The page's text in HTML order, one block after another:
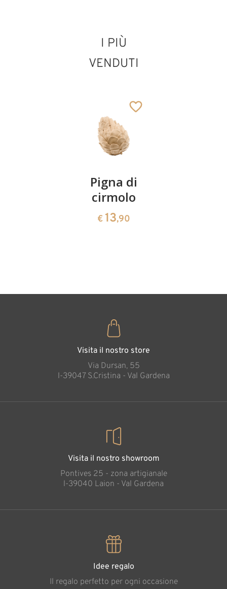
Pastore con
coniglio e ragazza
lovely
I PIÙ
VENDUTI
Pigna di
cirmolo
€ 13,90
Visita il nostro store
Via Dursan, 55
l-39047 S.Cristina - Val Gardena
Visita il nostro showroom
Pontives 25 - zona artigianale
l-39040 Laion - Val Gardena
Idee regalo
Il regalo perfetto per ogni occasione